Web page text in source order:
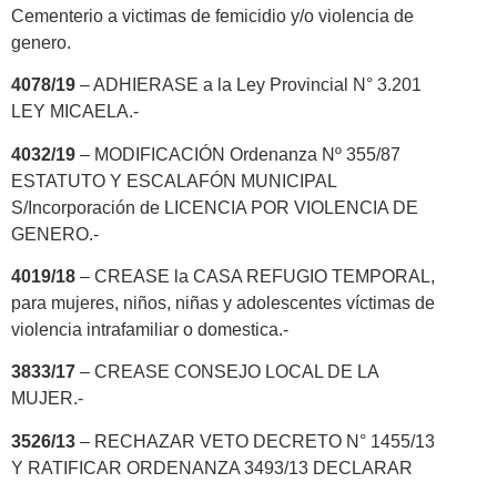
Cementerio a victimas de femicidio y/o violencia de
genero.
4078/19 – ADHIERASE a la Ley Provincial N° 3.201
LEY MICAELA.-
4032/19 – MODIFICACIÓN Ordenanza Nº 355/87
ESTATUTO Y ESCALAFÓN MUNICIPAL
S/Incorporación de LICENCIA POR VIOLENCIA DE
GENERO.-
4019/18 – CREASE la CASA REFUGIO TEMPORAL,
para mujeres, niños, niñas y adolescentes víctimas de
violencia intrafamiliar o domestica.-
3833/17 – CREASE CONSEJO LOCAL DE LA
MUJER.-
3526/13 – RECHAZAR VETO DECRETO N° 1455/13
Y RATIFICAR ORDENANZA 3493/13 DECLARAR